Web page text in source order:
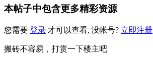
本帖子中包含更多精彩资源
您需要 登录 才可以查看, 没帐号? 立即注册
搬砖不容易，打赏一下楼主吧